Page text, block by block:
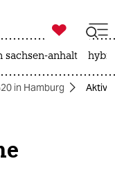

taz zahl ich
sachsen-anhalt
in Hamburg